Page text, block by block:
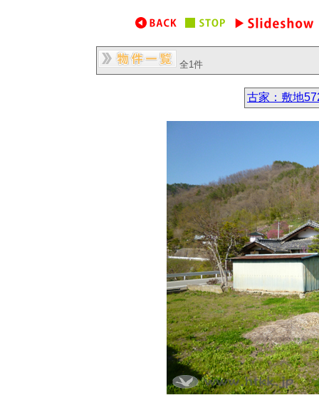
全1件
古家：敷地